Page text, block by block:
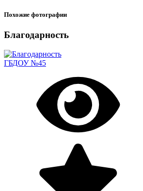
Похожие фотографии
Благодарность
ГБДОУ №45